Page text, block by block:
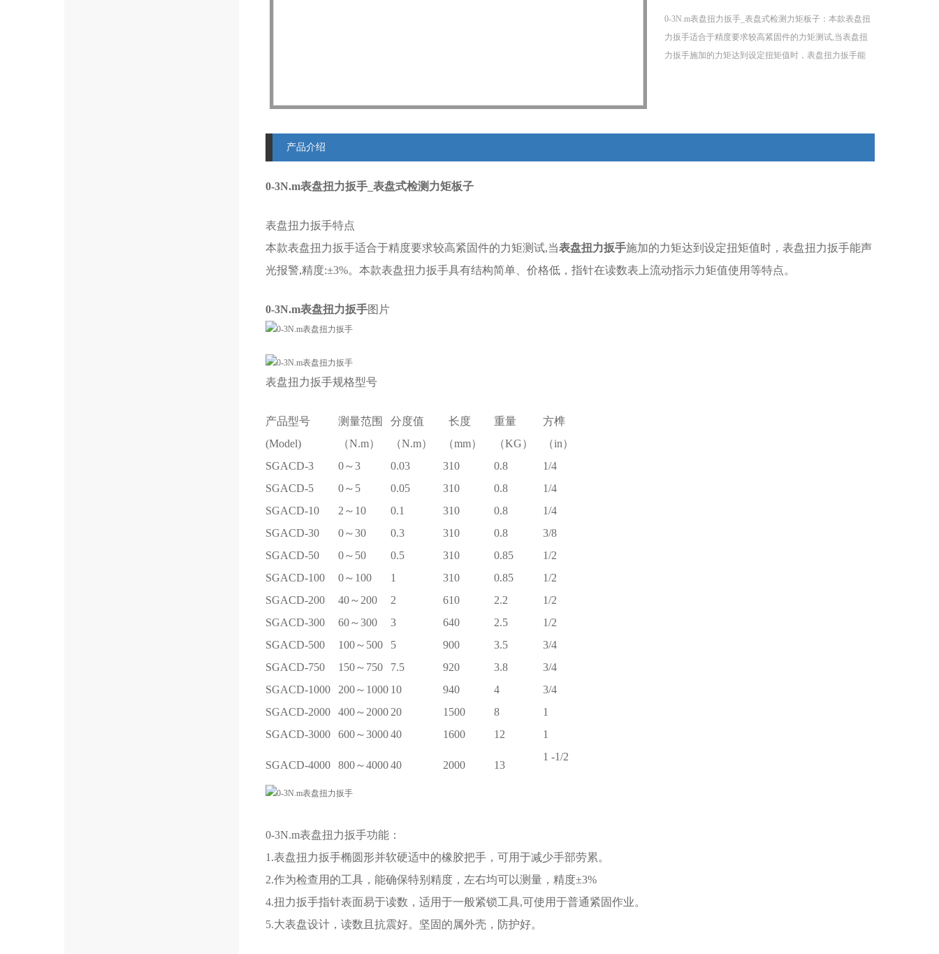
0-3N.m表盘扭力扳手_表盘式检测力矩板子：本款表盘扭
力扳手适合于精度要求较高紧固件的力矩测试,当表盘扭
力扳手施加的力矩达到设定扭矩值时，表盘扭力扳手能
产品介绍
0-3N.m表盘扭力扳手_表盘式检测力矩板子
表盘扭力扳手特点
本款表盘扭力扳手适合于精度要求较高紧固件的力矩测试,当表盘扭力扳手施加的力矩达到设定扭矩值时，表盘扭力扳手能声
光报警,精度:±3%。本款表盘扭力扳手具有结构简单、价格低，指针在读数表上流动指示力矩值使用等特点。
0-3N.m表盘扭力扳手图片
表盘扭力扳手规格型号
产品型号
(Model)
测量范围
（N.m）
分度值
（N.m）
长度
（mm）
重量
（KG）
方榫
（in）
SGACD-3
0～3 0.03 310 0.8
1/4
SGACD-5
0～5 0.05 310 0.8
1/4
SGACD-10
2～10 0.1 310 0.8
1/4
SGACD-30
0～30 0.3 310 0.8
3/8
SGACD-50
0～50 0.5 310 0.85
1/2
SGACD-100
0～100 1 310 0.85
1/2
SGACD-200
40～200 2 610 2.2
1/2
SGACD-300
60～300 3 640 2.5
1/2
SGACD-500
100～500 5 900 3.5
3/4
SGACD-750
150～750 7.5 920 3.8
3/4
SGACD-1000
200～1000 10 940 4
3/4
SGACD-2000
400～2000 20 1500 8
1
SGACD-3000
600～300040 1600 12 1
SGACD-4000 800～400040 2000 13
1 -1/2
0-3N.m表盘扭力扳手功能：
1.表盘扭力扳手椭圆形并软硬适中的橡胶把手，可用于减少手部劳累。
2.作为检查用的工具，能确保特别精度，左右均可以测量，精度±3%
4.扭力扳手指针表面易于读数，适用于一般紧锁工具,可使用于普通紧固作业。
5.大表盘设计，读数且抗震好。坚固的属外壳，防护好。